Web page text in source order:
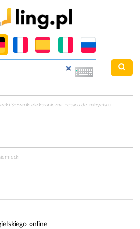
Słowniki elektroniczne Ectaco do nabycia u
online